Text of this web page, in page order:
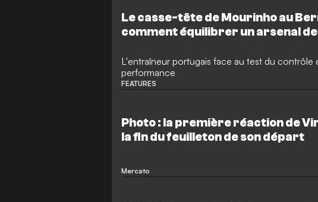
Le casse-tête de Mourinho au
comment équilibrer un arsenal
L'entraîneur portugais face au test du contrôle
performance
FEATURES
Photo : la première réaction de
la fin du feuilleton de son départ
Mercato